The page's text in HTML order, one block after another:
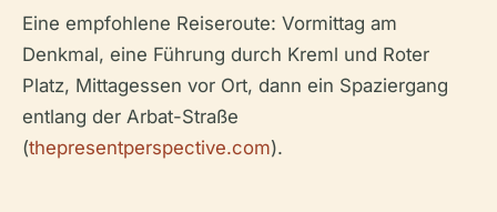
Eine empfohlene Reiseroute: Vormittag am
Denkmal, eine Führung durch Kreml und Roter
Platz, Mittagessen vor Ort, dann ein Spaziergang
entlang der Arbat-Straße
(thepresentperspective.com).